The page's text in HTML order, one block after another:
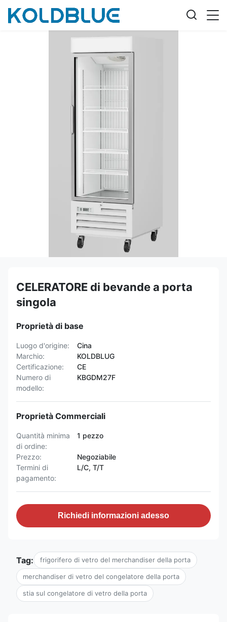
CELERATORE di bevande a porta
singola
Proprietà di base
Luogo d'origine:
Cina
Marchio:
KOLDBLUG
Certificazione:
CE
Numero di
modello:
KBGDM27F
Proprietà Commerciali
Quantità minima
di ordine:
1 pezzo
Prezzo:
Negoziabile
Termini di
pagamento:
L/C, T/T
Richiedi informazioni adesso
Tag: frigorifero di vetro del merchandiser della porta
merchandiser di vetro del congelatore della porta
stia sul congelatore di vetro della porta